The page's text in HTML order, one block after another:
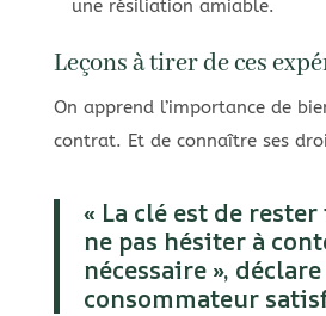
une résiliation amiable.
Leçons à tirer de ces
On apprend l’importance de
contrat. Et de connaître ses
« La clé est de
ne pas hésiter à
nécessaire »,
consommateur